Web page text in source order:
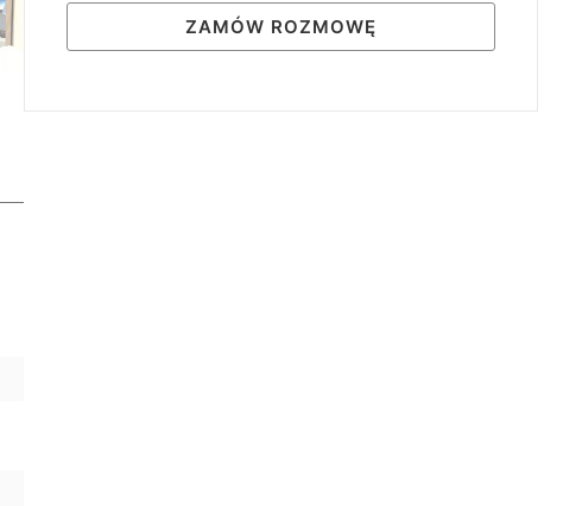
ZAMÓW ROZMOWĘ